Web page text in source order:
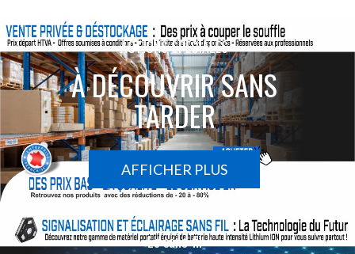
ACTIONS SPÉCIALES
À DÉCOUVRIR SANS
TARDER
AFFICHER PLUS
Le sans-fil